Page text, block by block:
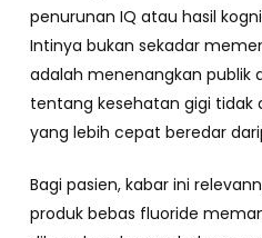
penurunan IQ atau hasil
Intinya bukan sekadar
adalah menenangkan publik
tentang kesehatan gigi tidak
yang lebih cepat beredar
Bagi pasien, kabar ini
produk bebas fluoride